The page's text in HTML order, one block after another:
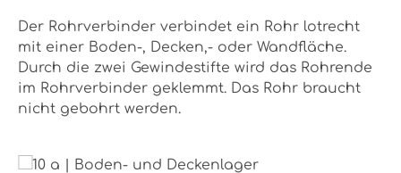
Der Rohrverbinder verbindet ein Rohr lotrecht
mit einer Boden-, Decken,- oder Wandfläche.
Durch die zwei Gewindestifte wird das Rohrende
im Rohrverbinder geklemmt. Das Rohr braucht
nicht gebohrt werden.
Bildergalerie überspringen